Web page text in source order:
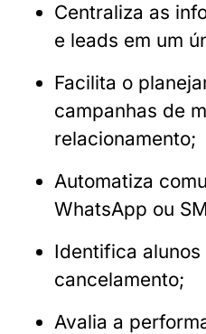
Centraliza as
e leads em um
Facilita o
campanhas de
relacionamento;
Automatiza
WhatsApp ou
Identifica
cancelamento;
Avalia a